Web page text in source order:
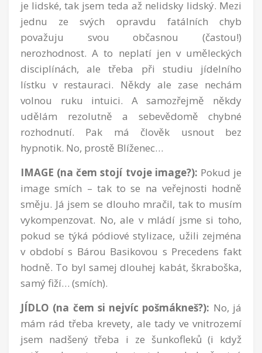
je lidské, tak jsem teda až nelidsky lidský. Mezi
jednu ze svých opravdu fatálních chyb
považuju svou občasnou (častou!)
nerozhodnost. A to neplatí jen v uměleckých
disciplínách, ale třeba při studiu jídelního
lístku v restauraci. Někdy ale zase nechám
volnou ruku intuici. A samozřejmě někdy
udělám rezolutně a sebevědomě chybné
rozhodnutí. Pak má člověk usnout bez
hypnotik. No, prostě Blíženec…
IMAGE (na čem stojí tvoje image?): Pokud je
image smích – tak to se na veřejnosti hodně
směju. Já jsem se dlouho mračil, tak to musím
vykompenzovat. No, ale v mládí jsme si toho,
pokud se týká pódiové stylizace, užili zejména
v období s Bárou Basikovou s Precedens fakt
hodně. To byl samej dlouhej kabát, škraboška,
samý fiží… (smích).
JÍDLO (na čem si nejvíc pošmákneš?): No, já
mám rád třeba krevety, ale tady ve vnitrozemí
jsem nadšený třeba i ze šunkofleků (i když